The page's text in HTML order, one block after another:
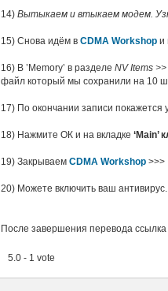
14) Вытыкаем и втыкаем модем.
15) Снова идём в CDMA Workshop и
16) В ’Memory’ в разделе NV Items
файл который мы сохранили на 10
17) По окончании записи
18) Нажмите ОК и на вкладке ‘Main’
19) Закрываем CDMA Workshop >>>
20) Можете включить ваш
После завершения перевода
5.0 - 1 vote